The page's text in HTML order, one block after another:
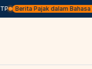
Berita Pajak dalam Bahasa